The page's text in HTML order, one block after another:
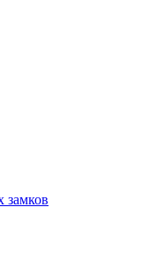
замков